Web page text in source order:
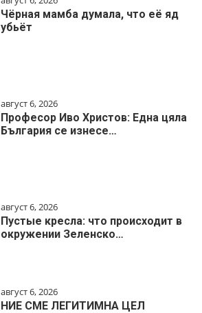
Чёрная мамба думала, что её яд
убьёт
август 6, 2026
Професор Иво Христов: Една цяла
България се изнесе…
август 6, 2026
Пустые кресла: что происходит в
окружении Зеленско…
август 6, 2026
НИЕ СМЕ ЛЕГИТИМНА ЦЕЛ